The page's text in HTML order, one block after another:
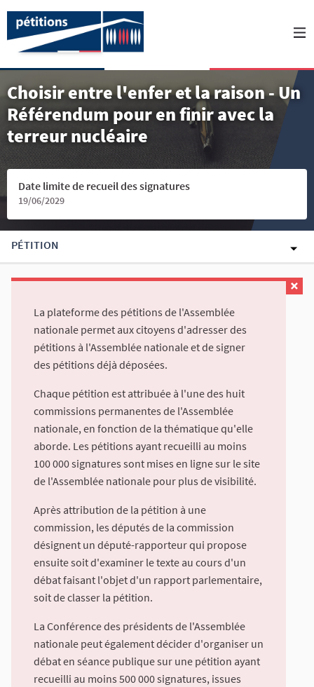
Choisir entre l'enfer et la raison - Un
Référendum pour en finir avec la
terreur nucléaire
Date limite de recueil des signatures
19/06/2029
PÉTITION
La plateforme des pétitions de l'Assemblée
nationale permet aux citoyens d'adresser des
pétitions à l'Assemblée nationale et de signer
des pétitions déjà déposées.
Chaque pétition est attribuée à l'une des huit
commissions permanentes de l'Assemblée
nationale, en fonction de la thématique qu'elle
aborde. Les pétitions ayant recueilli au moins
100 000 signatures sont mises en ligne sur le site
de l'Assemblée nationale pour plus de visibilité.
Après attribution de la pétition à une
commission, les députés de la commission
désignent un député-rapporteur qui propose
ensuite soit d'examiner le texte au cours d'un
débat faisant l'objet d'un rapport parlementaire,
soit de classer la pétition.
La Conférence des présidents de l'Assemblée
nationale peut également décider d'organiser un
débat en séance publique sur une pétition ayant
recueilli au moins 500 000 signatures, issues